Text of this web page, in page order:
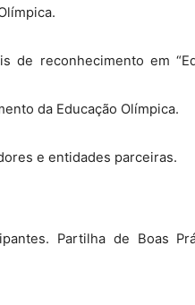
de reconhecimento em
da Educação Olímpica.
e entidades parceiras.
Partilha de Boas